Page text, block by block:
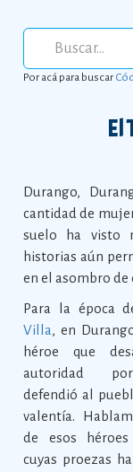
Por acá para buscar
El
Durango,
cantidad de
suelo ha visto
historias aún
en el asombro de
Para la época
Villa, en
héroe que
autoridad
defendió al
valentía.
de esos héroes
cuyas proezas